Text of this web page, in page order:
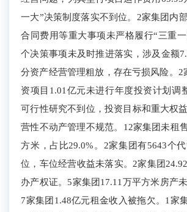
一大”决策制度落实不到位。 2家集团内
合同费用等重大事项未严格履行“三重
个决策事项未及时推进落实，涉及金额
分资产经营管理粗放，存在亏损风险。 2
资项目 1.01亿元未进行年度投资计划调
可行性研究不到位 ，投资目标和重大权
营性不动产管理不规范。 12家集团未租
方米 ，占 比29.0% 。 2家集团有5643个
位，车位经营收益未落实。 2家集团
办产权证。 5家集团17.11 万平方米房产
7家集团1.48亿元租金收入被拖欠 。 1 家